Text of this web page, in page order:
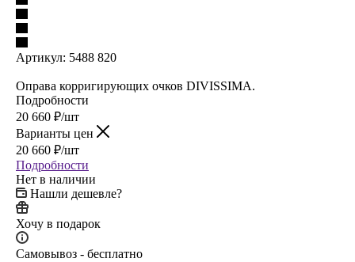
Артикул: 5488 820
Оправа корригирующих очков DIVISSIMA.
Подробности
20 660 ₽/шт
Варианты цен
20 660 ₽/шт
Подробности
Нет в наличии
Нашли дешевле?
Хочу в подарок
Самовывоз - бесплатно